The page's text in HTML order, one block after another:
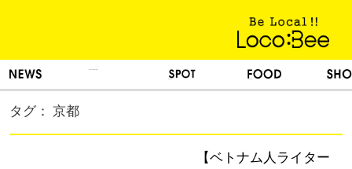
タグ： 京都
【ベトナム人ライター